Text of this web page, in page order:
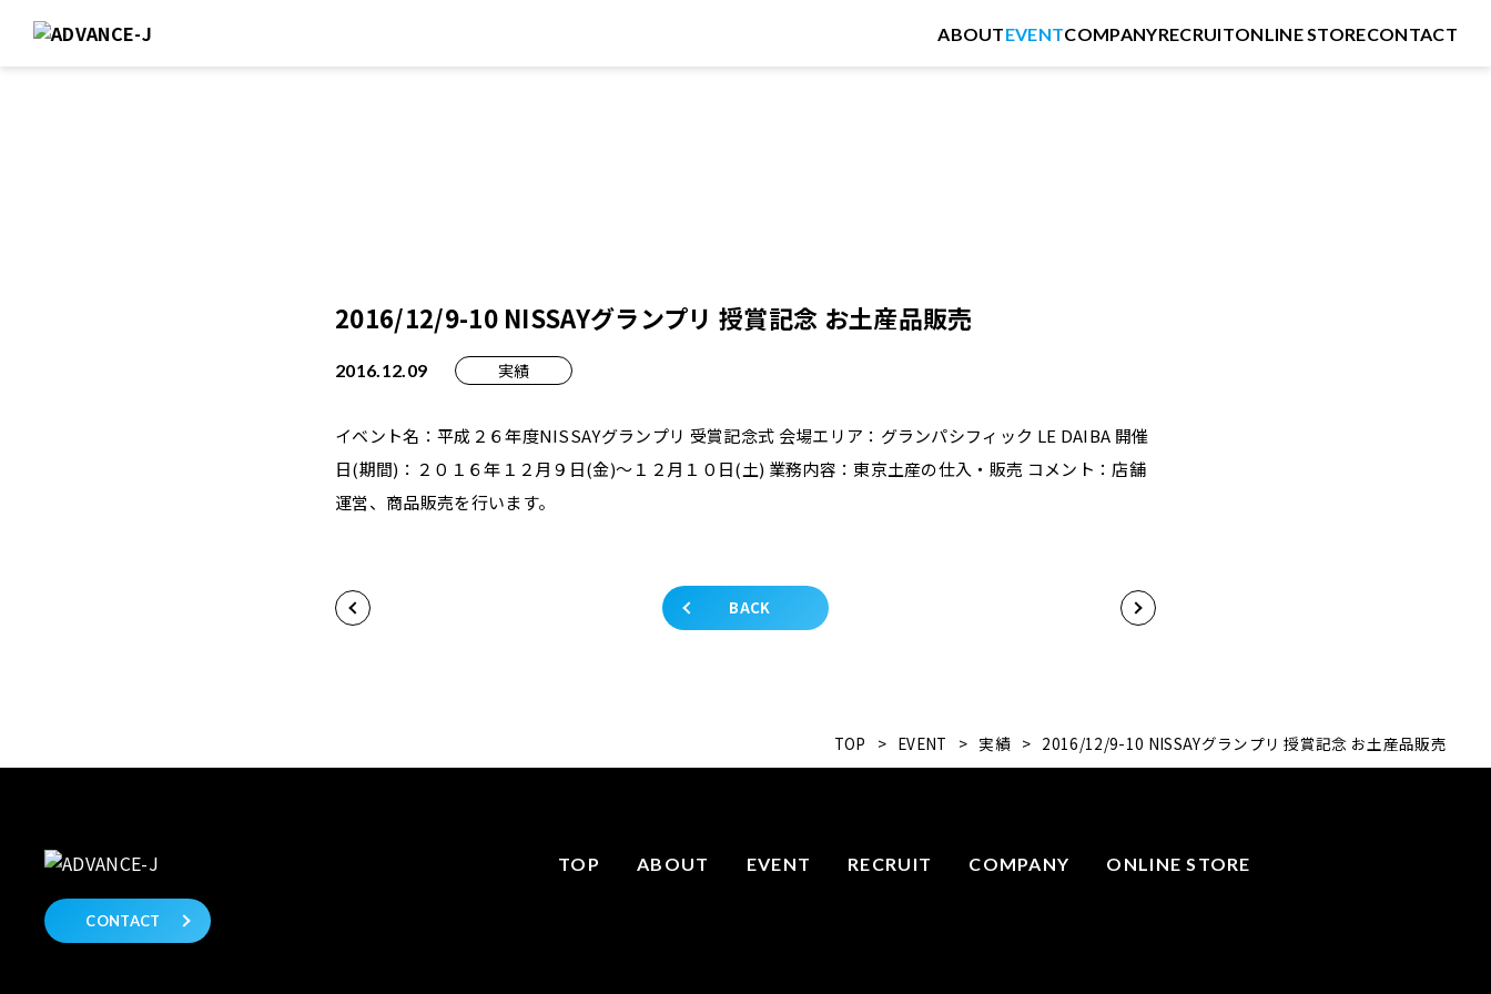
ABOUTEVENTCOMPANYRECRUITONLINE STORECONTACT
2016/12/9-10 NISSAYグランプリ 授賞記念 お土産品販売
2016.12.09 実績
イベント名：平成２６年度NISSAYグランプリ 受賞記念式 会場エリア：グランパシフィック LE DAIBA 開催
日(期間)：２０１６年１２月９日(金)～１２月１０日(土) 業務内容：東京土産の仕入・販売 コメント：店舗
運営、商品販売を行います。
BACK
TOP > EVENT > 実績 > 2016/12/9-10 NISSAYグランプリ 授賞記念 お土産品販売
CONTACT
TOP ABOUT EVENT RECRUIT COMPANY ONLINE STORE